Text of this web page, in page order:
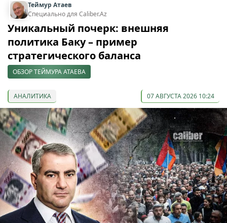
Теймур Атаев
Специально для Caliber.Az
Уникальный почерк: внешняя
политика Баку – пример
стратегического баланса
ОБЗОР ТЕЙМУРА АТАЕВА
АНАЛИТИКА 07 АВГУСТА 2026 10:24